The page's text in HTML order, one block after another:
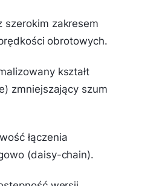
szerokim zakresem
obrotowych.
kształt
) zmniejszający szum
łączenia
(daisy-chain).